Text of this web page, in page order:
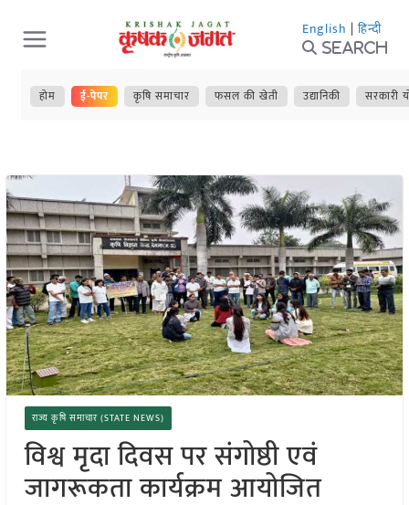
Skip
to
content
English | हिन्दी
Search
होम ई-पेपर कृषि समाचार फसल की खेती उद्यानिकी सरकारी
राज्य कृषि समाचार (STATE NEWS)
विश्व मृदा दिवस पर संगोष्ठी एवं
जागरूकता कार्यक्रम आयोजित